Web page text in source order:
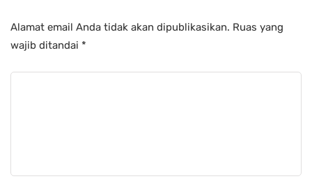
Alamat email Anda tidak akan dipublikasikan. Ruas yang
wajib ditandai *